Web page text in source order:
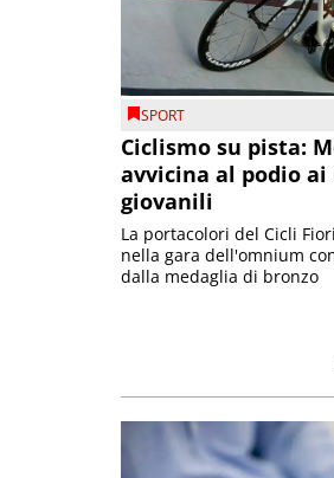
SPORT
Ciclismo su pista:
avvicina al podio
giovanili
La portacolori del Cicli
nella gara dell'omnium
dalla medaglia di bronzo